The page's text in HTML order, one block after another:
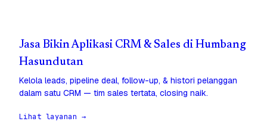
Jasa Bikin Aplikasi CRM & Sales di Humbang
Hasundutan
Kelola leads, pipeline deal, follow-up, & histori pelanggan
dalam satu CRM — tim sales tertata, closing naik.
Lihat layanan →